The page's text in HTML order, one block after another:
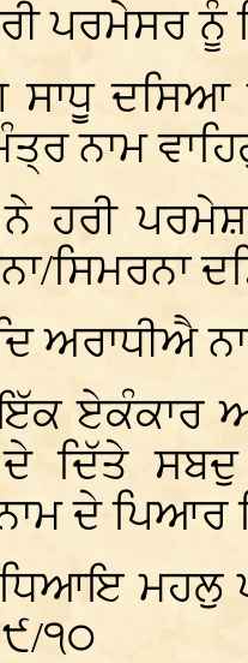
ਪਰਮੇਸਰ ਨੂੰ
ਸਾਧੂ
ਨਾਮ
ਹਰੀ
ਸਿਮਰਨਾ
ਅਰਾਧੀਐ
ਏਕੰਕਾਰ
ਸਬਦੁ
ਦੇ ਪਿਆਰ
ਮਹਲੁ
੧੦